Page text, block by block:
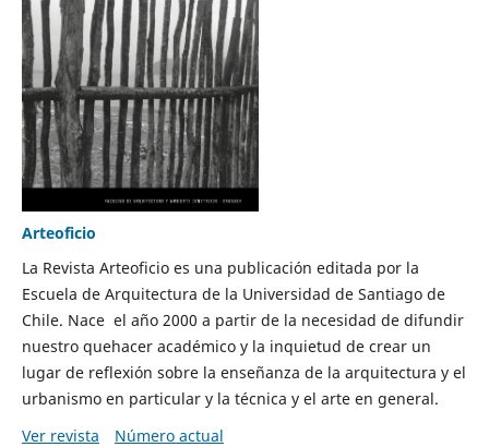
Arteoficio
La Revista Arteoficio es una publicación editada por la
Escuela de Arquitectura de la Universidad de Santiago de
Chile. Nace el año 2000 a partir de la necesidad de difundir
nuestro quehacer académico y la inquietud de crear un
lugar de reflexión sobre la enseñanza de la arquitectura y el
urbanismo en particular y la técnica y el arte en general.
Ver revista
Número actual